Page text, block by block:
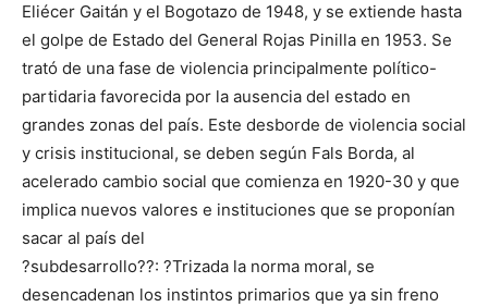
Eliécer Gaitán y el Bogotazo de 1948, y se extiende hasta
el golpe de Estado del General Rojas Pinilla en 1953. Se
trató de una fase de violencia principalmente político-
partidaria favorecida por la ausencia del estado en
grandes zonas del país. Este desborde de violencia social
y crisis institucional, se deben según Fals Borda, al
acelerado cambio social que comienza en 1920-30 y que
implica nuevos valores e instituciones que se proponían
sacar al país del
?subdesarrollo??: ?Trizada la norma moral, se
desencadenan los instintos primarios que ya sin freno